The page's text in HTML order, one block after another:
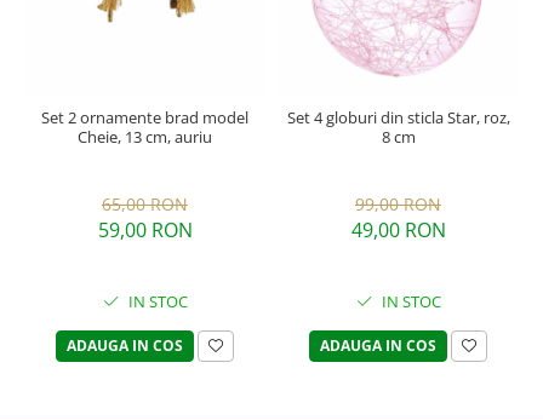
Set 2 ornamente brad model
Cheie, 13 cm, auriu
65,00 RON
59,00 RON
IN STOC
ADAUGA IN COS
Set 4 globuri din sticla Star, roz,
8 cm
99,00 RON
49,00 RON
IN STOC
ADAUGA IN COS